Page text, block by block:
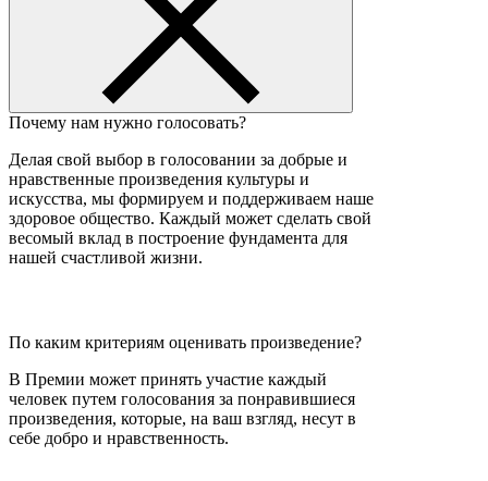
Почему нам нужно голосовать?
Делая свой выбор в голосовании за добрые и
нравственные произведения культуры и
искусства, мы формируем и поддерживаем наше
здоровое общество. Каждый может сделать свой
весомый вклад в построение фундамента для
нашей счастливой жизни.
По каким критериям оценивать произведение?
В Премии может принять участие каждый
человек путем голосования за понравившиеся
произведения, которые, на ваш взгляд, несут в
себе добро и нравственность.